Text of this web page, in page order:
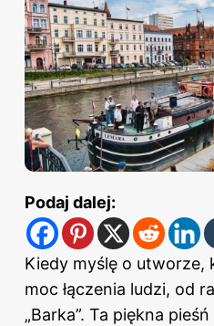
Podaj dalej:
Kiedy myślę o utworze,
moc łączenia ludzi, od
„Barka”. Ta piękna